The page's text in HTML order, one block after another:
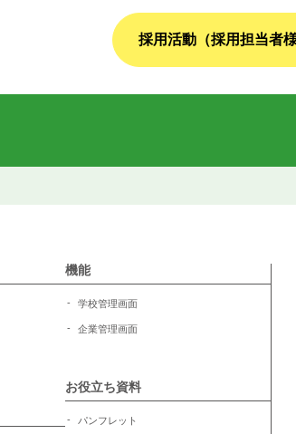
採用活動（採用担当者
機能
学校管理画面
企業管理画面
お役立ち資料
パンフレット